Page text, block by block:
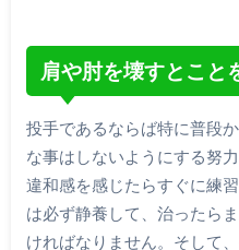
肩や肘を壊すとこと
投手であるならば特に普段
な事はしないようにする努
違和感を感じたらすぐに練
は必ず静養して、治ったら
ければなりません。そして